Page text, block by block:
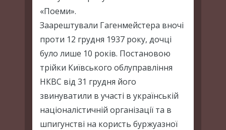
«Поеми».
Заарештували Гагенмейстера вночі
проти 12 грудня 1937 року, дочці
було лише 10 років. Постановою
трійки Київського облуправління
НКВС від 31 грудня його
звинуватили в участі в українській
націоналістичній організації та в
шпигунстві на користь буржуазної